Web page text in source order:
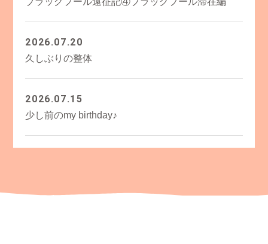
2026.07.20
久しぶりの整体
2026.07.15
少し前のmy birthday♪